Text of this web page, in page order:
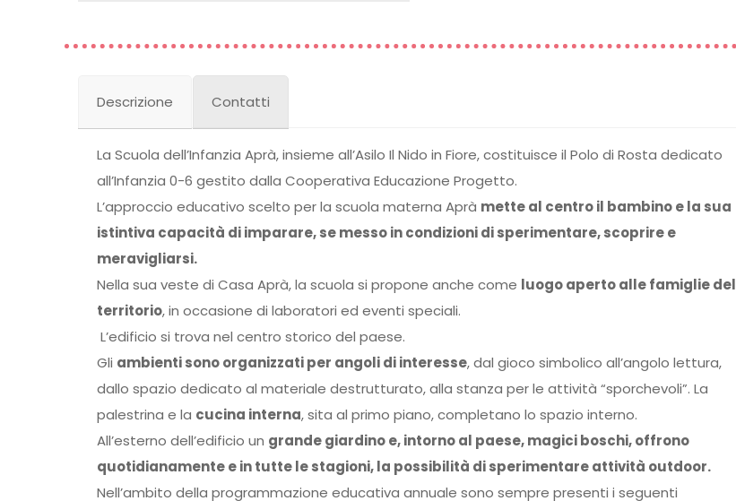
Descrizione Contatti
La Scuola dell’Infanzia Aprà, insieme all’Asilo Il Nido in Fiore, costituisce il Polo di Rosta dedicato
all’Infanzia 0-6 gestito dalla Cooperativa Educazione Progetto.
L’approccio educativo scelto per la scuola materna Aprà mette al centro il bambino e la sua
istintiva capacità di imparare, se messo in condizioni di sperimentare, scoprire e
meravigliarsi.
Nella sua veste di Casa Aprà, la scuola si propone anche come luogo aperto alle famiglie del
territorio, in occasione di laboratori ed eventi speciali.
L’edificio si trova nel centro storico del paese.
Gli ambienti sono organizzati per angoli di interesse, dal gioco simbolico all’angolo lettura,
dallo spazio dedicato al materiale destrutturato, alla stanza per le attività “sporchevoli”. La
palestrina e la cucina interna, sita al primo piano, completano lo spazio interno.
All’esterno dell’edificio un grande giardino e, intorno al paese, magici boschi, offrono
quotidianamente e in tutte le stagioni, la possibilità di sperimentare attività outdoor.
Nell’ambito della programmazione educativa annuale sono sempre presenti i seguenti